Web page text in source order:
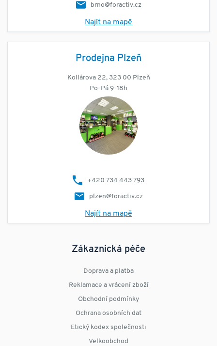
brno@foractiv.cz
Najít na mapě
Prodejna Plzeň
Kollárova 22, 323 00 Plzeň
Po-Pá 9-18h
+420 734 443 793
plzen@foractiv.cz
Najít na mapě
Zákaznická péče
Doprava a platba
Reklamace a vrácení zboží
Obchodní podmínky
Ochrana osobních dat
Etický kodex společnosti
Velkoobchod